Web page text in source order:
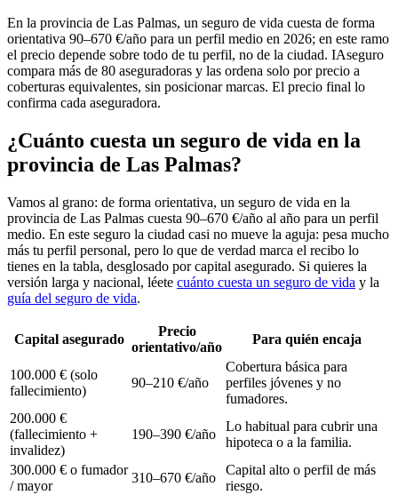
En la provincia de Las Palmas, un seguro de vida cuesta de forma
orientativa 90–670 €/año para un perfil medio en 2026; en este ramo
el precio depende sobre todo de tu perfil, no de la ciudad. IAseguro
compara más de 80 aseguradoras y las ordena solo por precio a
coberturas equivalentes, sin posicionar marcas. El precio final lo
confirma cada aseguradora.
¿Cuánto cuesta un seguro de vida en la
provincia de Las Palmas?
Vamos al grano: de forma orientativa, un seguro de vida en la
provincia de Las Palmas cuesta 90–670 €/año al año para un perfil
medio. En este seguro la ciudad casi no mueve la aguja: pesa mucho
más tu perfil personal, pero lo que de verdad marca el recibo lo
tienes en la tabla, desglosado por capital asegurado. Si quieres la
versión larga y nacional, léete cuánto cuesta un seguro de vida y la
guía del seguro de vida.
Capital asegurado
Precio
orientativo/año
Para quién encaja
100.000 € (solo
fallecimiento)
90–210 €/año
Cobertura básica para
perfiles jóvenes y no
fumadores.
200.000 €
(fallecimiento +
invalidez)
190–390 €/año
Lo habitual para cubrir una
hipoteca o a la familia.
300.000 € o fumador
/ mayor
310–670 €/año
Capital alto o perfil de más
riesgo.